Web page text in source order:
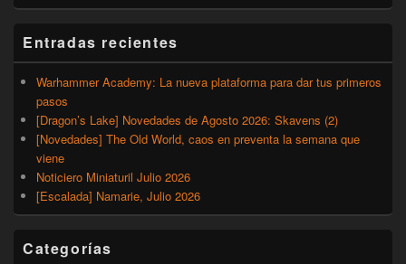
Entradas recientes
Warhammer Academy: La nueva plataforma para dar tus primeros
pasos
[Dragon’s Lake] Novedades de Agosto 2026: Skavens (2)
[Novedades] The Old World, caos en preventa la semana que
viene
Noticiero Miniaturil Julio 2026
[Escalada] Namarie, Julio 2026
Categorías